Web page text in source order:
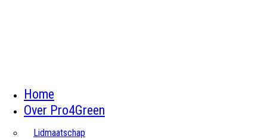
Home
Over Pro4Green
Lidmaatschap